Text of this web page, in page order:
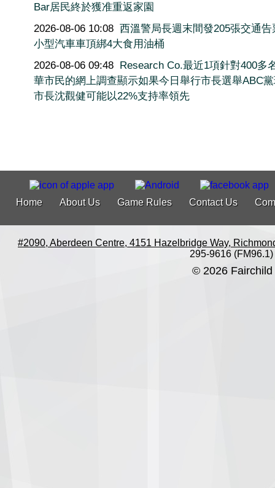
Bar居民終於獲准重返家園
2026-08-06 10:08 西溫警局長週末間發205張交通告
小型汽車車頂綁4大食用油桶
2026-08-06 09:48 Research Co.最近1項針對400多
華市民的網上調查顯示如果今日舉行市長選舉ABC
市長沈觀健可能以22%支持率領先
Home About Us Game Rules Contact Us
#2090, Aberdeen Centre, 4151 Hazelbridge Way,
295-9616 (FM96.1)
© 2026 Fairchild